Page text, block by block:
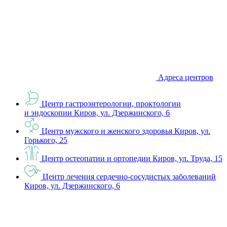
Адреса центров
Центр гастроэнтерологии, проктологии
и эндоскопии Киров, ул. Дзержинского, 6
Центр мужского и женского здоровья Киров, ул.
Горького, 25
Центр остеопатии и ортопедии Киров, ул. Труда, 15
Центр лечения сердечно-сосудистых заболеваний
Киров, ул. Дзержинского, 6